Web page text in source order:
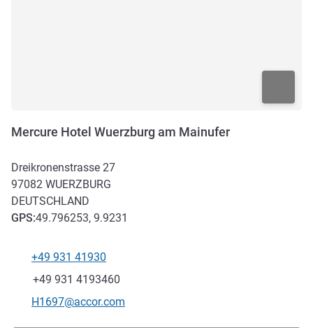
Mercure Hotel Wuerzburg am Mainufer
Dreikronenstrasse 27
97082 WUERZBURG
DEUTSCHLAND
GPS:49.796253, 9.9231
+49 931 41930
Fax
+49 931 4193460
Kontakt-E-Mail
H1697@accor.com